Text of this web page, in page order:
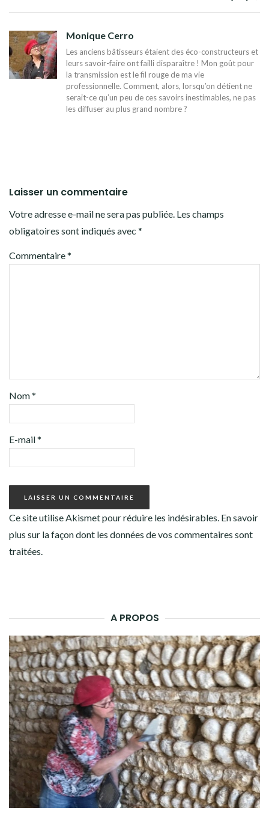
L’ARTICLE
Monique Cerro
Les anciens bâtisseurs étaient des éco-constructeurs et
leurs savoir-faire ont failli disparaître ! Mon goût pour
la transmission est le fil rouge de ma vie
professionnelle. Comment, alors, lorsqu’on détient ne
serait-ce qu’un peu de ces savoirs inestimables, ne pas
les diffuser au plus grand nombre ?
Laisser un commentaire
Votre adresse e-mail ne sera pas publiée. Les champs
obligatoires sont indiqués avec *
Commentaire*
Nom*
E-mail*
Ce site utilise Akismet pour réduire les indésirables. En savoir
plus sur la façon dont les données de vos commentaires sont
traitées.
A PROPOS